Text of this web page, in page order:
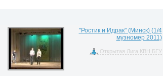
"Ростик и Идрак" (Минск) (1/4
музномер 2011)
Открытая Лига КВН БГУ